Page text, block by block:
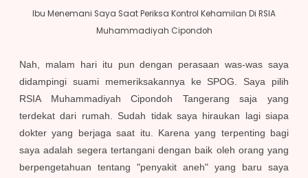
Ibu Menemani Saya Saat Periksa Kontrol Kehamilan Di RSIA
Muhammadiyah Cipondoh
Nah, malam hari itu pun dengan perasaan was-was saya
didampingi suami memeriksakannya ke SPOG. Saya pilih
RSIA Muhammadiyah Cipondoh Tangerang saja yang
terdekat dari rumah. Sudah tidak saya hiraukan lagi siapa
dokter yang berjaga saat itu. Karena yang terpenting bagi
saya adalah segera tertangani dengan baik oleh orang yang
berpengetahuan tentang "penyakit aneh" yang baru saya